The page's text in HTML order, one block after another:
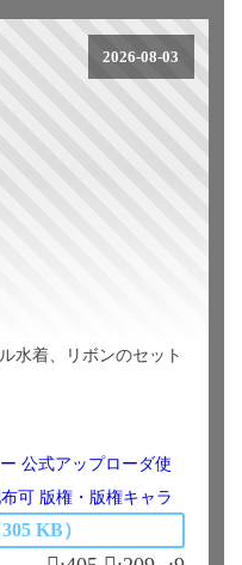
2026-08-03
水着、リボンのセット
公式アップローダ使
可 版権・版権キャラ
KB）